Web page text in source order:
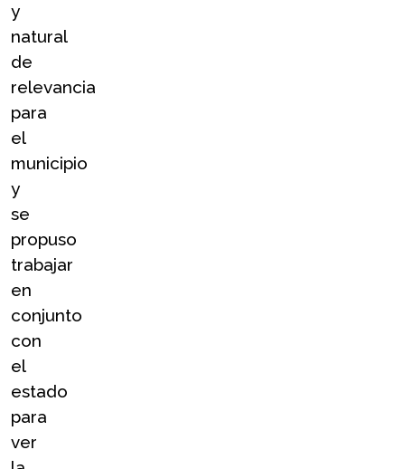
y
natural
de
relevancia
para
el
municipio
y
se
propuso
trabajar
en
conjunto
con
el
estado
para
ver